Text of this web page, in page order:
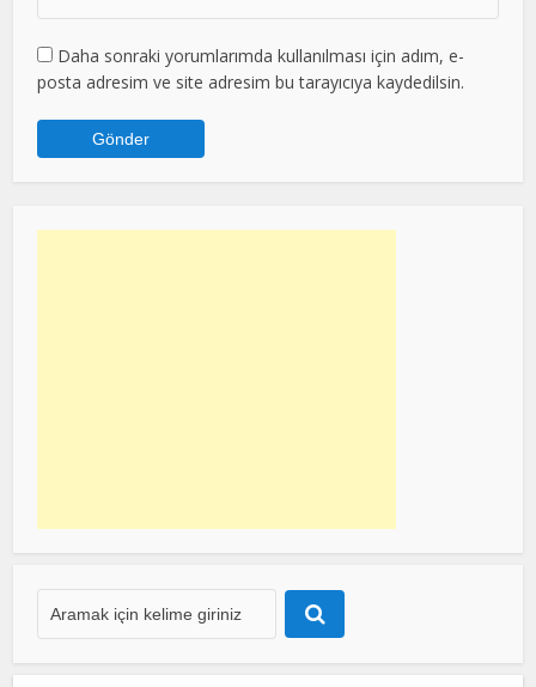
Daha sonraki yorumlarımda kullanılması için adım, e-
posta adresim ve site adresim bu tarayıcıya kaydedilsin.